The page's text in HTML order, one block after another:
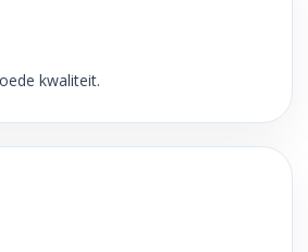
kwaliteit.